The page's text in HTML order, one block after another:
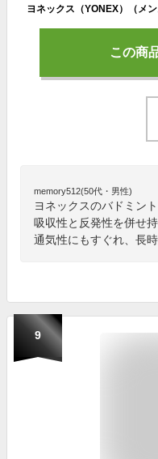
この商
memory512(50代・男性)
ヨネックスのバドミン
吸収性と反発性を併せ
通気性にもすぐれ、長
9